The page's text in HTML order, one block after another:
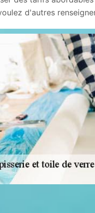
d'autres